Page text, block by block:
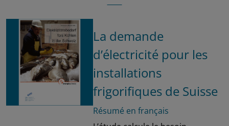
La demande
d’électricité pour les
installations
frigorifiques de Suisse
Résumé en français